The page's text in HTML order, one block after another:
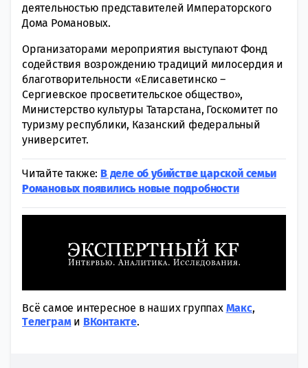
деятельностью представителей Императорского
Дома Романовых.
Организаторами мероприятия выступают Фонд
содействия возрождению традиций милосердия и
благотворительности «Елисаветинско –
Сергиевское просветительское общество»,
Министерство культуры Татарстана, Госкомитет по
туризму республики, Казанский федеральный
университет.
Читайте также: В деле об убийстве царской семьи
Романовых появились новые подробности
Всё самое интересное в наших группах Макс,
Tелеграми ВКонтакте.